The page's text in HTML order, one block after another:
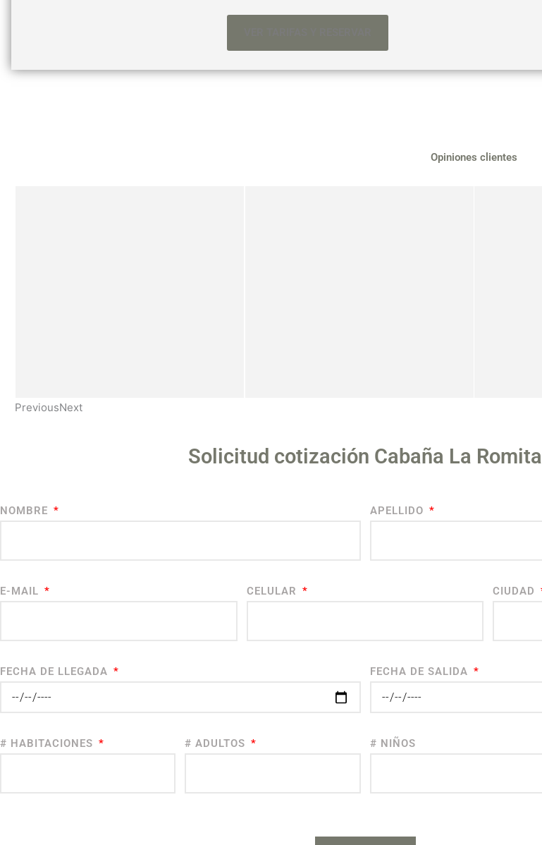
Opiniones clientes
PreviousNext
Solicitud cotización Cabaña La Romita
NOMBRE APELLIDO
E-MAIL CELULAR CIUDAD
FECHA DE LLEGADA FECHA DE SALIDA
# HABITACIONES # ADULTOS # NIÑOS